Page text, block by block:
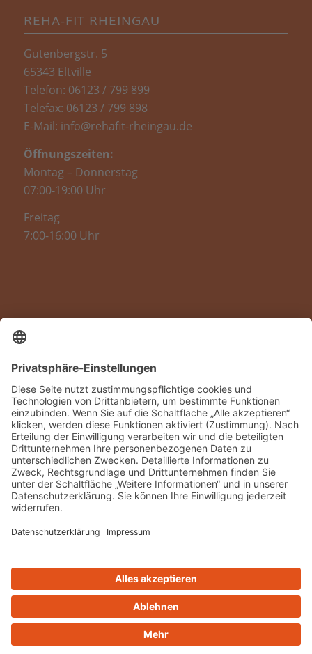
REHA-FIT RHEINGAU
Gutenbergstr. 5
65343 Eltville
Telefon: 06123 / 799 899
Telefax: 06123 / 799 898
E-Mail: info@rehafit-rheingau.de
Öffnungszeiten:
Montag – Donnerstag
07:00-19:00 Uhr
Freitag
7:00-16:00 Uhr
RUND UM IHRE GESUNDHEIT
Personal Training Eltville Rheingau
BGM(Betriebliches Gesundheitsmanagement)
Fitnessstudio Eltville
Ernährungsberatung
Firmenfitness Rheingau
OTT Behandlungen
cambium.digital – Werbeagentur Bad Homburg
Impressum Datenschutz